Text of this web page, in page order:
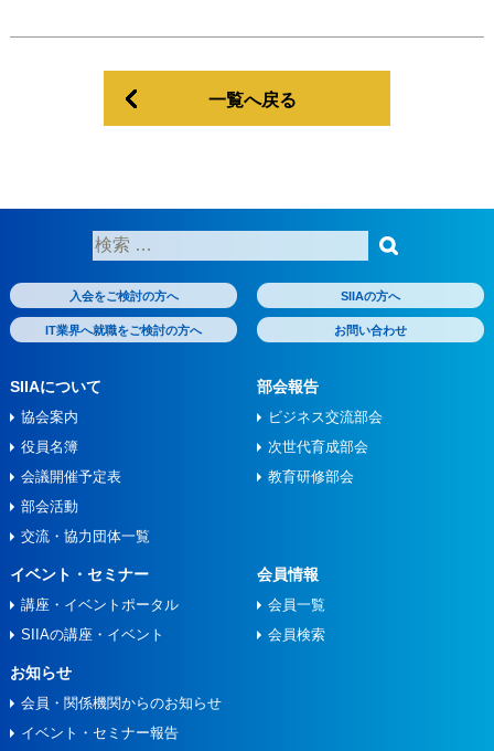
一覧へ戻る
入会をご検討の方へ SIIAの方へ
IT業界へ就職をご検討の方へ お問い合わせ
SIIAについて
協会案内
役員名簿
会議開催予定表
部会活動
交流・協力団体一覧
部会報告
ビジネス交流部会
次世代育成部会
教育研修部会
イベント・セミナー
講座・イベントポータル
SIIAの講座・イベント
会員情報
会員一覧
会員検索
お知らせ
会員・関係機関からのお知らせ
イベント・セミナー報告